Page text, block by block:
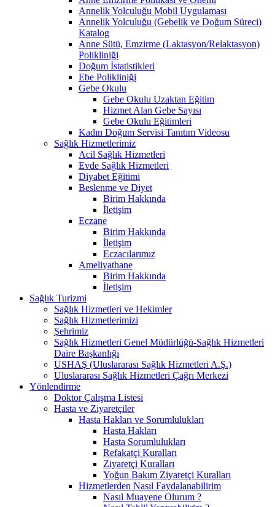
Annelik Yolculuğu Mobil Uygulaması
Annelik Yolculuğu (Gebelik ve Doğum Süreci)
Katalog
Anne Sütü, Emzirme (Laktasyon/Relaktasyon)
Polikliniği
Doğum İstatistikleri
Ebe Polikliniği
Gebe Okulu
Gebe Okulu Uzaktan Eğitim
Hizmet Alan Gebe Sayısı
Gebe Okulu Eğitimleri
Kadın Doğum Servisi Tanıtım Videosu
Sağlık Hizmetlerimiz
Acil Sağlık Hizmetleri
Evde Sağlık Hizmetleri
Diyabet Eğitimi
Beslenme ve Diyet
Birim Hakkında
İletişim
Eczane
Birim Hakkında
İletişim
Eczacılarımız
Ameliyathane
Birim Hakkında
İletişim
Sağlık Turizmi
Sağlık Hizmetleri ve Hekimler
Sağlık Hizmetlerimizi
Şehrimiz
Sağlık Hizmetleri Genel Müdürlüğü-Sağlık Hizmetleri
Daire Başkanlığı
USHAŞ (Uluslararası Sağlık Hizmetleri A.Ş.)
Uluslararası Sağlık Hizmetleri Çağrı Merkezi
Yönlendirme
Doktor Çalışma Listesi
Hasta ve Ziyaretçiler
Hasta Hakları ve Sorumlulukları
Hasta Hakları
Hasta Sorumlulukları
Refakatçi Kuralları
Ziyaretçi Kuralları
Yoğun Bakım Ziyaretçi Kuralları
Hizmetlerden Nasıl Faydalanabilirim
Nasıl Muayene Olurum ?​